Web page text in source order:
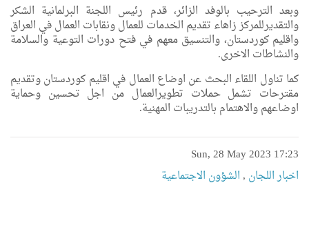
وبعد الترحيب بالوفد الزائر، قدم رئيس اللجنة البرلمانية الشكر
والتقديرللمركز زاهاء تقديم الخدمات للعمال ونقابات العمال في العراق
واقليم كوردستان، والتنسيق معهم في فتح دورات التوعية والسلامة
والنشاطات الاخرى.
كما تناول اللقاء البحث عن اوضاع العمال في اقليم كوردستان وتقديم
مقترحات تشمل حملات تطويرالعمال من اجل تحسين وحماية
اوضاعهم والاهتمام بالتدريبات المهنية.
Sun, 28 May 2023 17:23
اخبار اللجان ,الشؤون الاجتماعية